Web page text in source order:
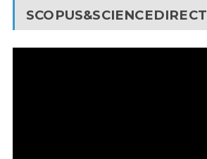
SCOPUS&SCIENCEDIRECT